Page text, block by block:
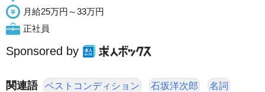
月給25万円～33万円
正社員
Sponsored by
関連語 ベストコンディション 石坂洋次郎 名詞